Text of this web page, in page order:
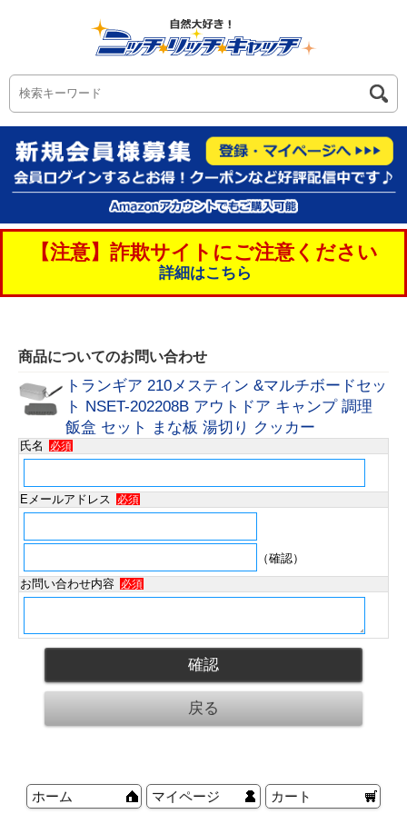
【注意】詐欺サイトにご注意ください
詳細はこちら
商品についてのお問い合わせ
トランギア 210メスティン &マルチボードセッ
ト NSET-202208B アウトドア キャンプ 調理
飯盒 セット まな板 湯切り クッカー
氏名 必須
Eメールアドレス 必須
（確認）
お問い合わせ内容 必須
ホーム マイページ カート